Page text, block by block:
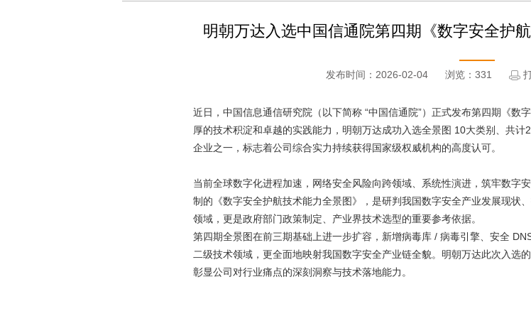
明朝万达入选中国信通院第四期《数字安全护
发布时间：2026-02-04 浏览：331
近日，中国信息通信研究院（以下简称 “中国信通院”）正式发布第四期《数
厚的技术积淀和卓越的实践能力，明朝万达成功入选全景图 10大类别、共计
企业之一，标志着公司综合实力持续获得国家级权威机构的高度认可。
当前全球数字化进程加速，网络安全风险向跨领域、系统性演进，筑牢数字
制的《数字安全护航技术能力全景图》，是研判我国数字安全产业发展现状
领域，更是政府部门政策制定、产业界技术选型的重要参考依据。
第四期全景图在前三期基础上进一步扩容，新增病毒库 / 病毒引擎、安全
二级技术领域，更全面地映射我国数字安全产业链全貌。明朝万达此次入选的
彰显公司对行业痛点的深刻洞察与技术落地能力。